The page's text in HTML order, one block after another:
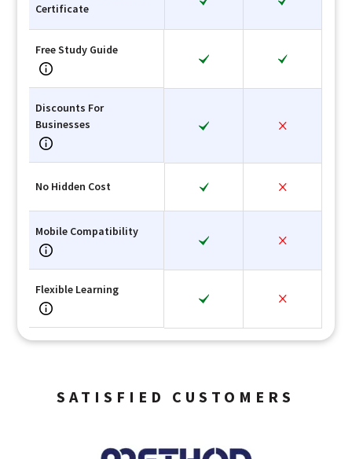
Certificate
Free Study Guide
Discounts For
Businesses
No Hidden Cost
Mobile Compatibility
Flexible Learning
SATISFIED CUSTOMERS